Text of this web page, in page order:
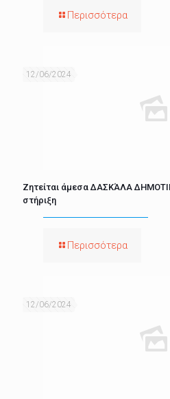
Περισσότερα
12/06/2024
Ζητείται άμεσα ΔΑΣΚΆΛΑ
στήριξη
Περισσότερα
12/06/2024